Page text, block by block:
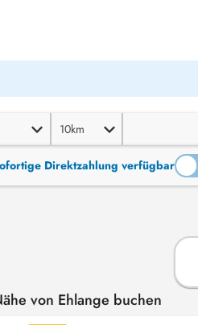
10km
Direktzahlung verfügbar
ON
von Ehlange buchen